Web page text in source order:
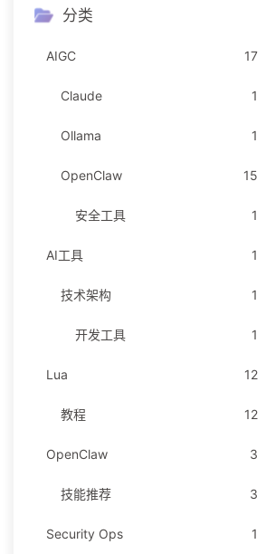
分类
AIGC 17
Claude 1
Ollama 1
OpenClaw 15
安全工具 1
AI工具 1
技术架构 1
开发工具 1
Lua 12
教程 12
OpenClaw 3
技能推荐 3
Security Ops 1